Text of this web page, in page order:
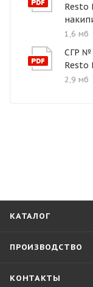
Resto
1,6 мб
СГР №
Resto
2,9 мб
КАТАЛОГ
ПРОИЗВОДСТВО
КОНТАКТЫ